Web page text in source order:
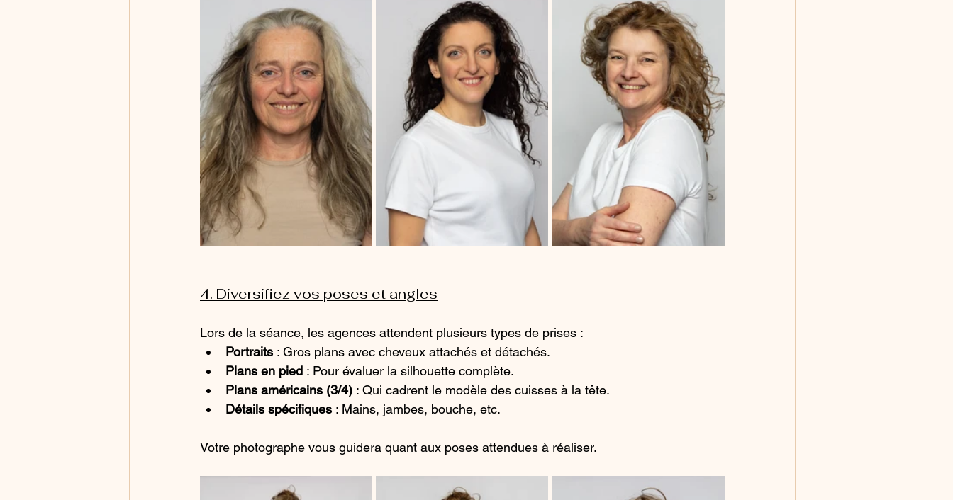
4. Diversifiez vos poses et angles
Lors de la séance, les agences attendent plusieurs types de prises :
Portraits : Gros plans avec cheveux attachés et détachés.
Plans en pied : Pour évaluer la silhouette complète.
Plans américains (3/4) : Qui cadrent le modèle des cuisses à la tête.
Détails spécifiques : Mains, jambes, bouche, etc.
Votre photographe vous guidera quant aux poses attendues à réaliser.